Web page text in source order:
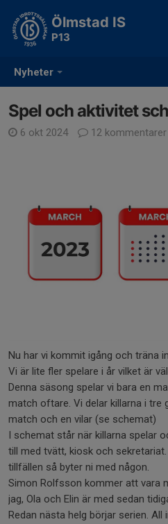
Nyheter
Ölmstad IS
P13
Spel och aktivitet
6 okt 2024 12 kommentarer
Nu har vi kommit igång och träna
Vi är lite fler spelare i år vilket är
Denna säsong spelar vi bara en
match oftare. Vi delar killarna i tre
match och en vilar (se schemat)
I schemat står när killarna spelar
till med tvätt, kiosk och
tillfällen så byter ni med någon.
Simon Rolfsson kommer att vara
jag, Ola och Elin är med sedan
Redan nästa helg börjar serien.